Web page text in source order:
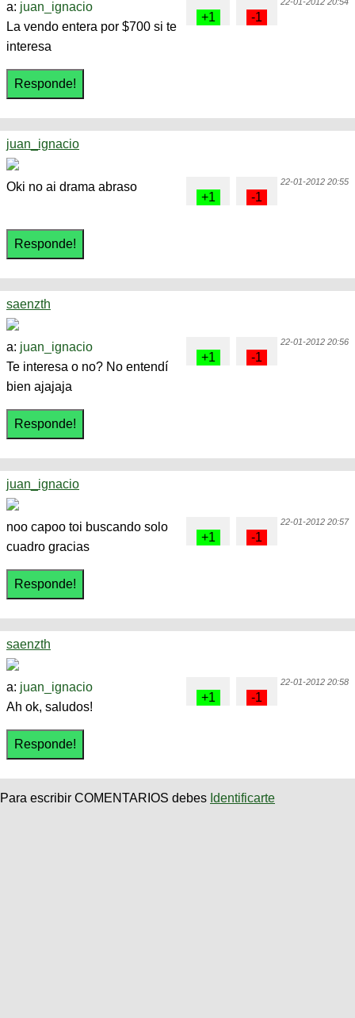
a: juan_ignacio
La vendo entera por $700 si te
interesa
juan_ignacio
22-01-2012 20:55
Oki no ai drama abraso
saenzth
22-01-2012 20:56
a: juan_ignacio
Te interesa o no? No entendí
bien ajajaja
juan_ignacio
22-01-2012 20:57
noo capoo toi buscando solo
cuadro gracias
saenzth
22-01-2012 20:58
a: juan_ignacio
Ah ok, saludos!
Para escribir COMENTARIOS debes Identificarte